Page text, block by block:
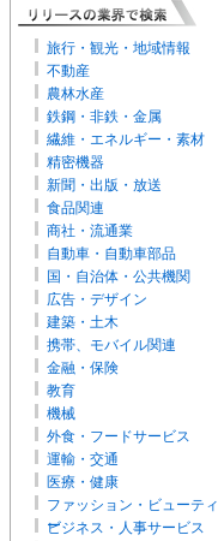
旅行・観光・地域情報
不動産
農林水産
鉄鋼・非鉄・金属
繊維・エネルギー・素材
精密機器
新聞・出版・放送
食品関連
商社・流通業
自動車・自動車部品
国・自治体・公共機関
広告・デザイン
建築・土木
携帯、モバイル関連
金融・保険
教育
機械
外食・フードサービス
運輸・交通
医療・健康
ファッション・ビューティ
ー
ビジネス・人事サービス